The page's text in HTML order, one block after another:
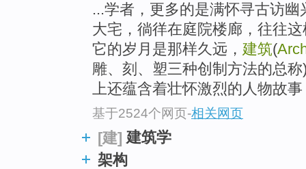
...学者，更多的是满怀寻古访
大宅，徜徉在庭院楼廊，往往
它的岁月是那样久远， 建筑(
雕、刻、塑三种创制方法的总
上还蕴含着壮怀激烈的人物故
基于2524个网页-相关网页
[建] 建筑学
架构